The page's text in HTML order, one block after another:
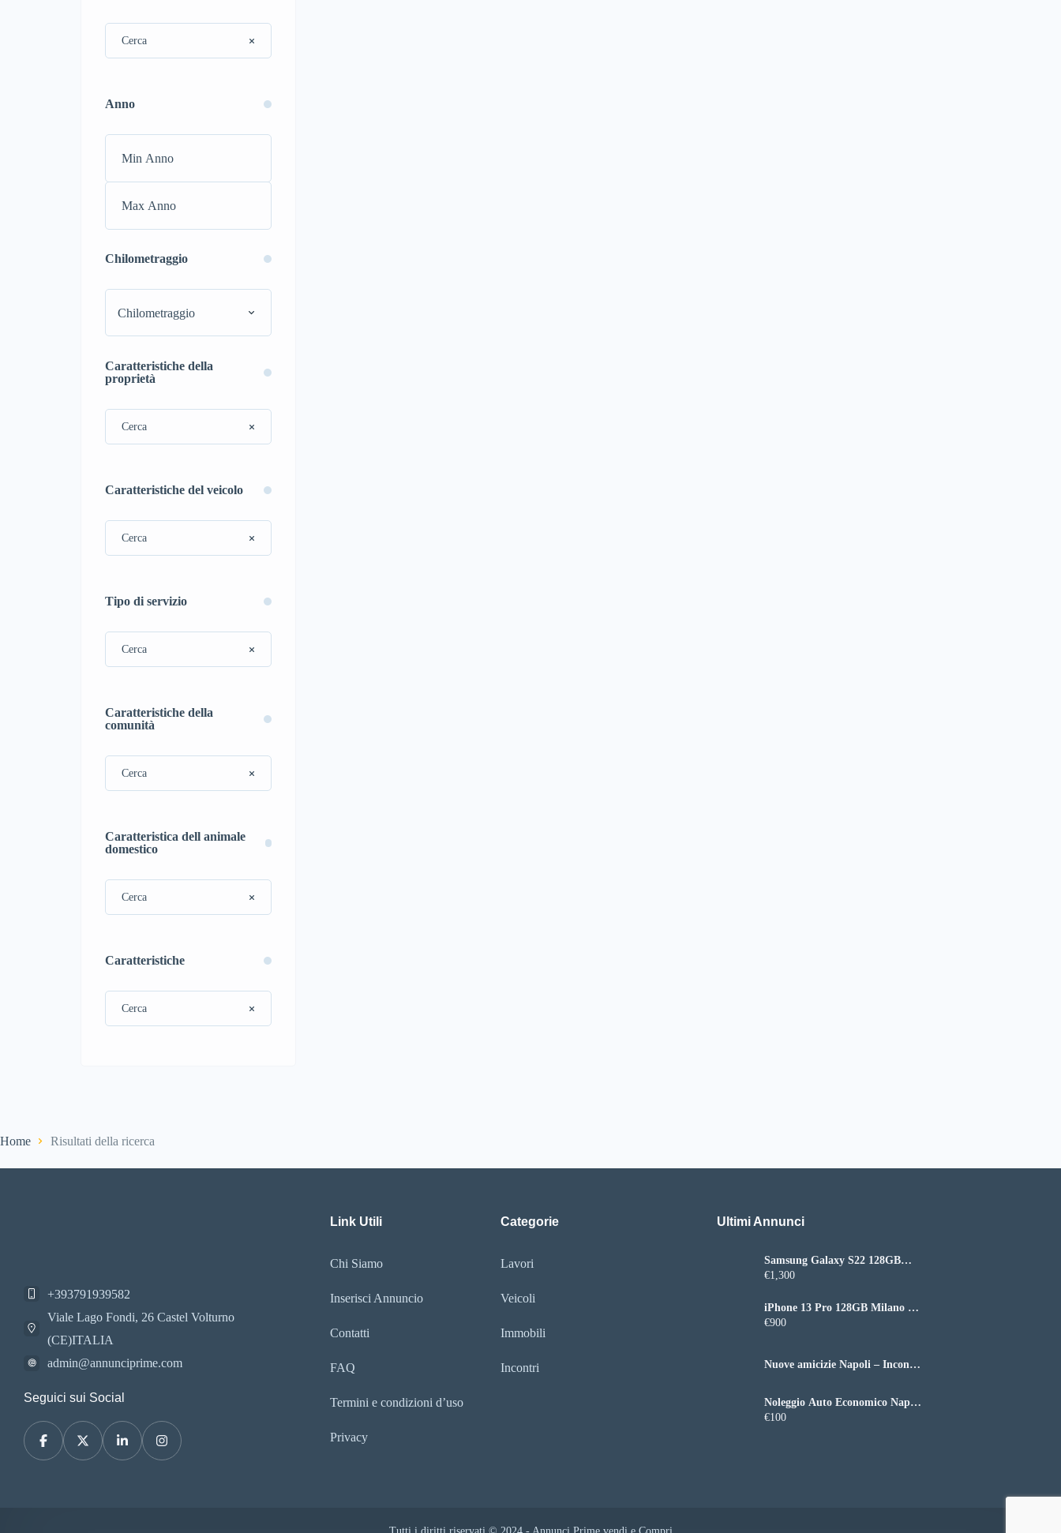
Anno
Chilometraggio
Chilometraggio
Caratteristiche della
proprietà
Caratteristiche del veicolo
Tipo di servizio
Caratteristiche della
comunità
Caratteristica dell animale
domestico
Caratteristiche
Home Risultati della ricerca
+393791939582
Viale Lago Fondi, 26 Castel Volturno
(CE)ITALIA
admin@annunciprime.com
Seguici sui Social
Link Utili
Chi Siamo
Inserisci Annuncio
Contatti
FAQ
Termini e condizioni d’uso
Privacy
Categorie
Lavori
Veicoli
Immobili
Incontri
Ultimi Annunci
Samsung Galaxy S22 128GB
Roma – Perfettamente
funzionante
€1,300
iPhone 13 Pro 128GB Milano –
Ottime condizioni batteria 88%
€900
Nuove amicizie Napoli – Incontri
Noleggio Auto Economico Napoli
– Auto a breve e lungo termine
€100